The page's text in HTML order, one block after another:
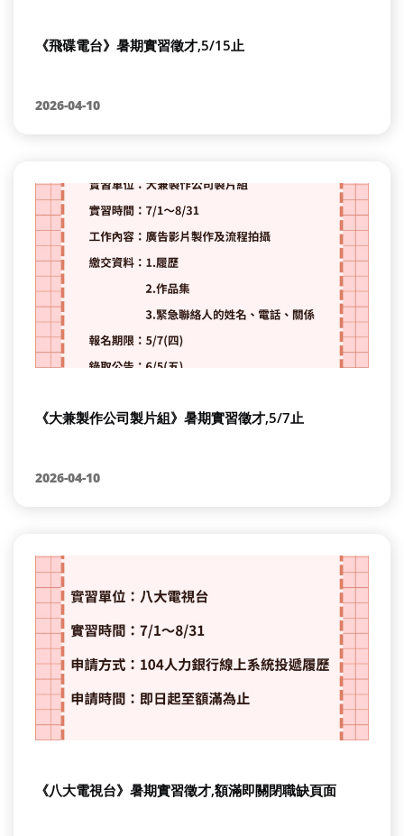
《飛碟電台》暑期實習徵才,5/15止
2026-04-10
《大兼製作公司製片組》暑期實習徵才,5/7止
2026-04-10
《八大電視台》暑期實習徵才,額滿即關閉職缺頁面